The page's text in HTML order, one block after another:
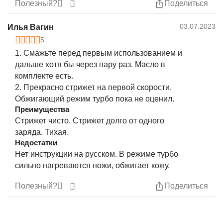
Идеально!
Полезный? Поделиться
Илья Вагин
03.07.2023
5
1. Смажьте перед первым использованием и
дальше хотя бы через пару раз. Масло в
комплекте есть.
2. Прекрасно стрижет на первой скорости.
Обжигающий режим турбо пока не оценил.
Преимущества
Стрижет чисто. Стрижет долго от одного
заряда. Тихая.
Недостатки
Нет инструкции на русском. В режиме турбо
сильно нагреваются ножи, обжигает кожу.
Полезный? Поделиться